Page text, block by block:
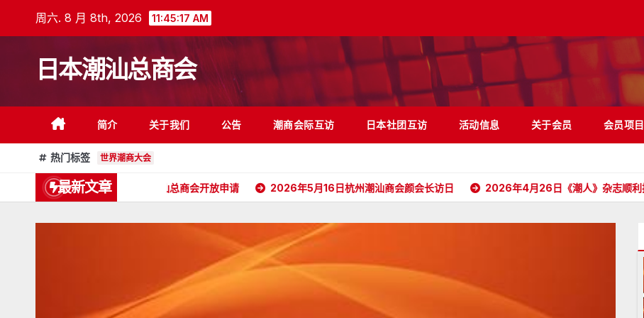
周六. 8 月 8th, 2026 11:45:19 AM
日本潮汕总商会
简介 关于我们 公告 潮商会际互访 日本社团互访 活动信息 关于会员 会员项目
热门标签 世界潮商大会
最新文章
日本潮汕总商会开放申请 2026年5月16日杭州潮汕商会颜会长访日 2026年4月26日《潮人》杂志顺利抵达日本